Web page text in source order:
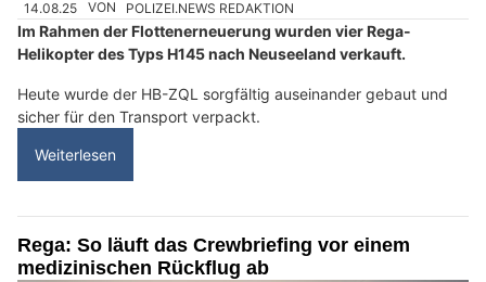
14.08.25 VON POLIZEI.NEWS REDAKTION
Im Rahmen der Flottenerneuerung wurden vier Rega-
Helikopter des Typs H145 nach Neuseeland verkauft.
Heute wurde der HB-ZQL sorgfältig auseinander gebaut und
sicher für den Transport verpackt.
Weiterlesen
Rega: So läuft das Crewbriefing vor einem
medizinischen Rückflug ab